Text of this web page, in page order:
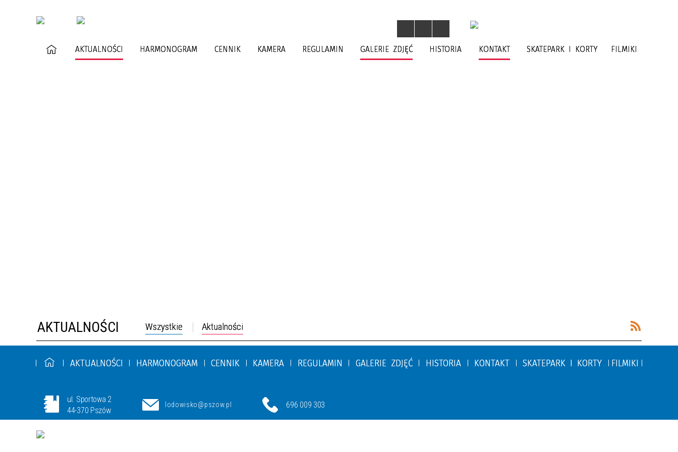
AKTUALNOŚCI HARMONOGRAM CENNIK KAMERA REGULAMIN GALERIE ZDJĘĆ HISTORIA KONTAKT SKATEPARK I KORTY FILMIKI
AKTUALNOŚCI Wszystkie Aktualności
AKTUALNOŚCI HARMONOGRAM CENNIK KAMERA REGULAMIN GALERIE ZDJĘĆ HISTORIA KONTAKT SKATEPARK I KORTY FILMIKI
ul. Sportowa 2
44-370 Pszów
lodowisko@pszow.pl 696 009 303